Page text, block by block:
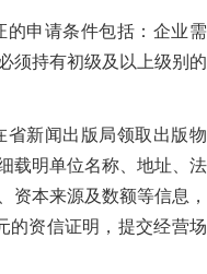
的申请条件包括：企业需
须持有初级及以上级别的
省新闻出版局领取出版物
载明单位名称、地址、法
资本来源及数额等信息，
的资信证明，提交经营场